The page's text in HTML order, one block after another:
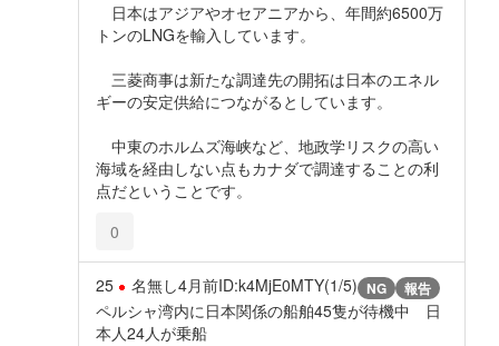
日本はアジアやオセアニアから、年間約6500万
トンのLNGを輸入しています。
三菱商事は新たな調達先の開拓は日本のエネル
ギーの安定供給につながるとしています。
中東のホルムズ海峡など、地政学リスクの高い
海域を経由しない点もカナダで調達することの利
点だということです。
0
25 名無し4月前ID:k4MjE0MTY(1/5) NG 報告
ペルシャ湾内に日本関係の船舶45隻が待機中 日
本人24人が乗船